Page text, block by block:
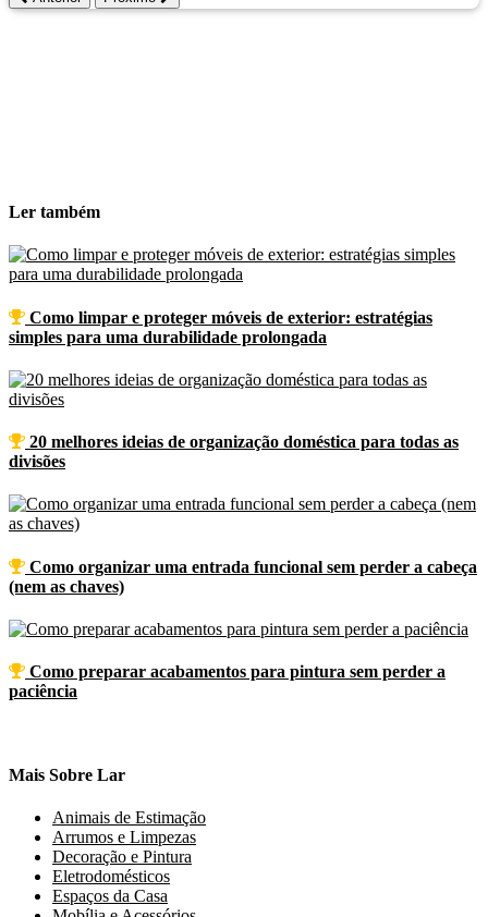
Ler também
Como limpar e proteger móveis de exterior: estratégias
simples para uma durabilidade prolongada
20 melhores ideias de organização doméstica para todas as
divisões
Como organizar uma entrada funcional sem perder a cabeça
(nem as chaves)
Como preparar acabamentos para pintura sem perder a
paciência
Mais Sobre Lar
Animais de Estimação
Arrumos e Limpezas
Decoração e Pintura
Eletrodomésticos
Espaços da Casa